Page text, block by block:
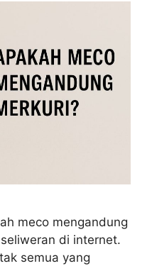
meco mengandung
di internet.
semua yang